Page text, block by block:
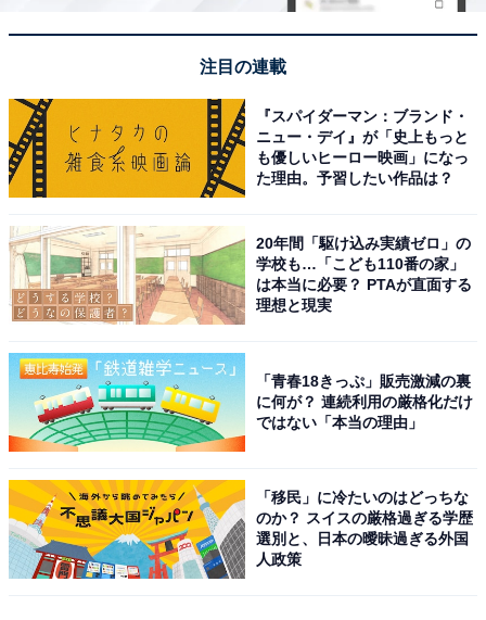
注目の連載
『スパイダーマン：ブランド・
ニュー・デイ』が「史上もっと
も優しいヒーロー映画」になっ
た理由。予習したい作品は？
20年間「駆け込み実績ゼロ」の
学校も…「こども110番の家」
は本当に必要？ PTAが直面する
理想と現実
「青春18きっぷ」販売激減の裏
に何が？ 連続利用の厳格化だけ
ではない「本当の理由」
「移民」に冷たいのはどっちな
のか？ スイスの厳格過ぎる学歴
選別と、日本の曖昧過ぎる外国
人政策